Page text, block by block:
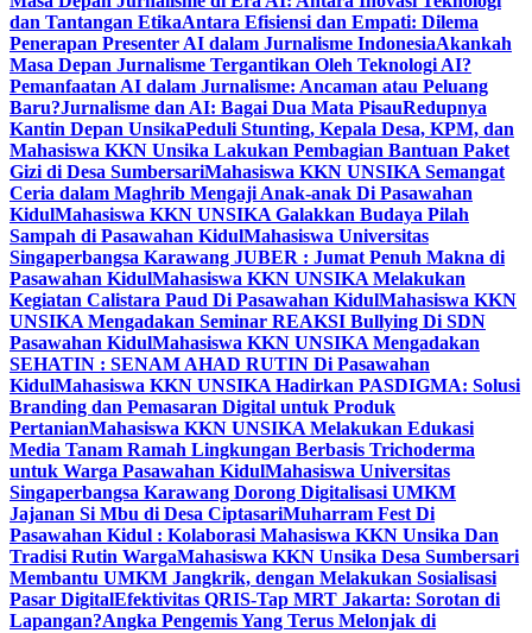
dan Tantangan EtikaAntara Efisiensi dan Empati: Dilema
Penerapan Presenter AI dalam Jurnalisme IndonesiaAkankah
Masa Depan Jurnalisme Tergantikan Oleh Teknologi AI?
Pemanfaatan AI dalam Jurnalisme: Ancaman atau Peluang
Baru?Jurnalisme dan AI: Bagai Dua Mata PisauRedupnya
Kantin Depan UnsikaPeduli Stunting, Kepala Desa, KPM, dan
Mahasiswa KKN Unsika Lakukan Pembagian Bantuan Paket
Gizi di Desa SumbersariMahasiswa KKN UNSIKA Semangat
Ceria dalam Maghrib Mengaji Anak-anak Di Pasawahan
KidulMahasiswa KKN UNSIKA Galakkan Budaya Pilah
Sampah di Pasawahan KidulMahasiswa Universitas
Singaperbangsa Karawang JUBER : Jumat Penuh Makna di
Pasawahan KidulMahasiswa KKN UNSIKA Melakukan
Kegiatan Calistara Paud Di Pasawahan KidulMahasiswa KKN
UNSIKA Mengadakan Seminar REAKSI Bullying Di SDN
Pasawahan KidulMahasiswa KKN UNSIKA Mengadakan
SEHATIN : SENAM AHAD RUTIN Di Pasawahan
KidulMahasiswa KKN UNSIKA Hadirkan PASDIGMA: Solusi
Branding dan Pemasaran Digital untuk Produk
PertanianMahasiswa KKN UNSIKA Melakukan Edukasi
Media Tanam Ramah Lingkungan Berbasis Trichoderma
untuk Warga Pasawahan KidulMahasiswa Universitas
Singaperbangsa Karawang Dorong Digitalisasi UMKM
Jajanan Si Mbu di Desa CiptasariMuharram Fest Di
Pasawahan Kidul : Kolaborasi Mahasiswa KKN Unsika Dan
Tradisi Rutin WargaMahasiswa KKN Unsika Desa Sumbersari
Membantu UMKM Jangkrik, dengan Melakukan Sosialisasi
Pasar DigitalEfektivitas QRIS-Tap MRT Jakarta: Sorotan di
Lapangan?Angka Pengemis Yang Terus Melonjak di